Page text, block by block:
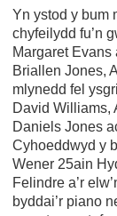
Yn ystod y bum
chyfeilydd fu’n
Margaret
Briallen Jones,
mlynedd fel
David Williams,
Daniels Jones
Cyhoeddwyd y
Wener 25ain
Felindre a’r
byddai’r piano